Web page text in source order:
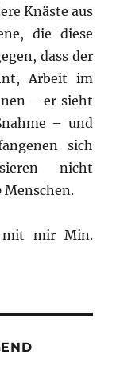
Knäste aus
die diese
dass der
Arbeit im
– er sieht
– und
sich
nicht
mir Min.